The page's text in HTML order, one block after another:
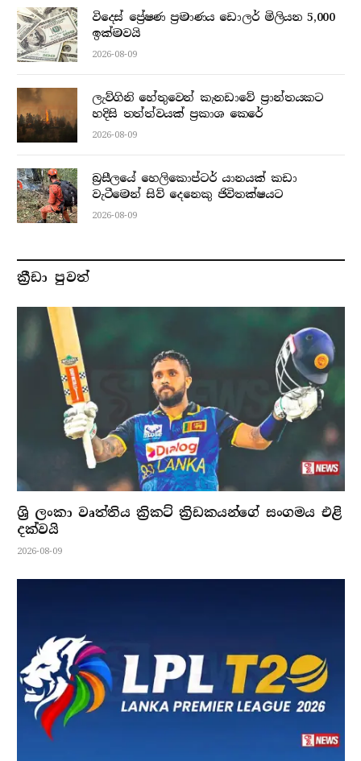
විදෙස් ප්‍රේෂණ ප්‍රමාණය ඩොලර් මිලියන 5,000
ඉක්මවයි
2026-08-09
ලැව්ගිනි හේතුවෙන් කැනඩාවේ ප්‍රාන්තයකට
හදිසි තත්ත්වයක් ප්‍රකාශ කෙරේ
2026-08-09
බ්‍රසීලයේ හෙලිකොප්ටර් යානයක් කඩා
වැටීමෙන් සිව් දෙනෙකු ජිවිතක්ෂයට
2026-08-09
ක්‍රීඩා පුවත්
ශ්‍රි ලංකා වෘත්තිය ක්‍රිකට් ක්‍රිඩකයන්ගේ සංගමය එළි
දක්වයි
2026-08-09